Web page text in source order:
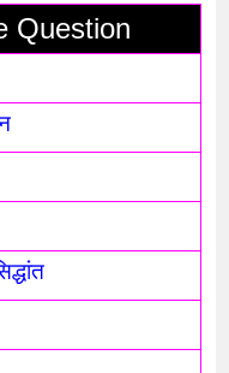
Question